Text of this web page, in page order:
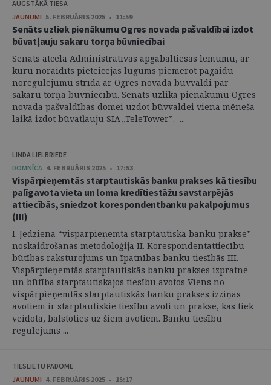
AUGSTĀKĀ TIESA
JAUNUMI 5. FEBRUĀRIS 2025 • 11:59
Senāts uzliek pienākumu Ogres novada pašvaldībai izdot
būvatļauju sakaru torņa būvniecībai
Senāts atcēla Administratīvās apgabaltiesas lēmumu, ar
kuru noraidīts pieteicējas lūgums piemērot pagaidu
noregulējumu strīdā ar Ogres novada būvvaldi par
sakaru torņa būvniecību. Senāts uzlika pienākumu Ogres
novada pašvaldības domei uzdot būvvaldei viena mēneša
laikā izdot būvatļauju SIA „TeleTower”. ...
LINDA LIELBRIEDE
DOMNĪCA 4. FEBRUĀRIS 2025 • 17:53
Vispārpieņemtās starptautiskās banku prakses kā tiesību
palīgavota vieta un loma kredītiestāžu savstarpējās
attiecībās, sniedzot korespondentbanku pakalpojumus
(III)
I. Jēdziena “vispārpieņemtā starptautiskā banku prakse”
noskaidrošanas metodoloģija II. Korespondentattiecību
būtības raksturojums un īpatnības banku tiesībās III.
Vispārpieņemtās starptautiskās banku prakses izpratne
un būtība starptautiskajos tiesību avotos Viens no
vispārpieņemtās starptautiskās banku prakses izziņas
avotiem ir starptautiskie tiesību avoti un prakse, kas tiek
veidota, balstoties uz šiem avotiem. Banku tiesību
regulējums ...
TIESLIETU PADOME
JAUNUMI 4. FEBRUĀRIS 2025 • 15:17